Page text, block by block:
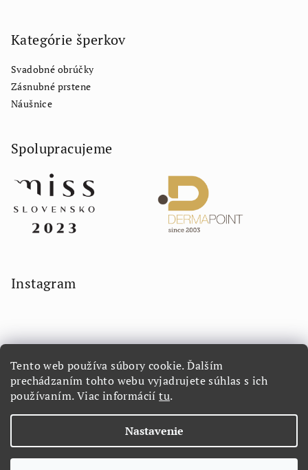
Tento web používa súbory cookie. Ďalším
prechádzaním tohto webu vyjadrujete súhlas s ich
používaním. Viac informáciítu.
Nastavenie
Kategórie šperkov
Svadobné obrúčky
Zásnubné prstene
Náušnice
Spolupracujeme
Instagram
Sledovať na Instagrame
Copyright 2026LORETTA.SK. Všetky práva vyhradené.